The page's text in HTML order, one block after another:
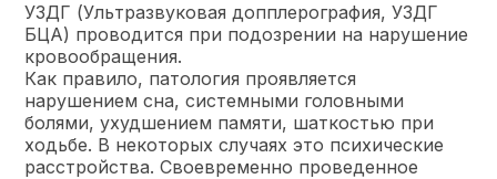
УЗДГ (Ультразвуковая допплерография, УЗДГ
БЦА) проводится при подозрении на нарушение
кровообращения.
Как правило, патология проявляется
нарушением сна, системными головными
болями, ухудшением памяти, шаткостью при
ходьбе. В некоторых случаях это психические
расстройства. Своевременно проведенное